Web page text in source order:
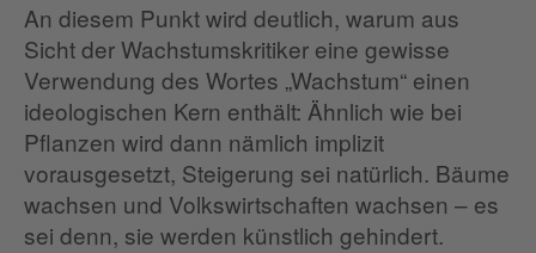
An diesem Punkt wird deutlich, warum aus
Sicht der Wachstumskritiker eine gewisse
Verwendung des Wortes „Wachstum“ einen
ideologischen Kern enthält: Ähnlich wie bei
Pflanzen wird dann nämlich implizit
vorausgesetzt, Steigerung sei natürlich. Bäume
wachsen und Volkswirtschaften wachsen – es
sei denn, sie werden künstlich gehindert.